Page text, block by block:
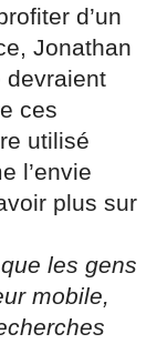
d’un
Jonathan
devraient
ces
utilisé
l’envie
plus sur
les gens
mobile,